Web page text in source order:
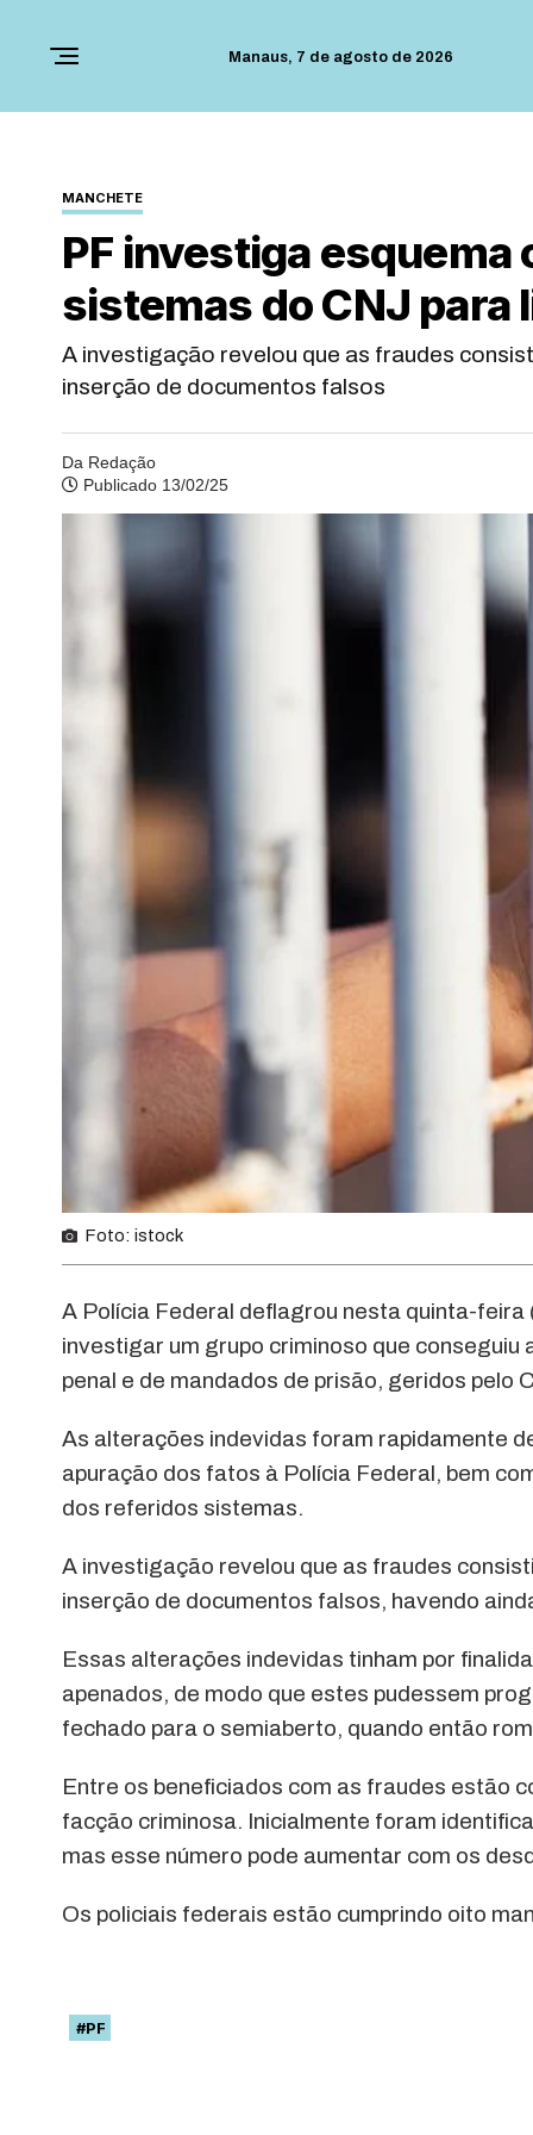
Manaus, 7 de agosto de 2026
MANCHETE
PF investiga
sistemas do CNJ para
A investigação revelou que as fraudes
inserção de documentos falsos
Da Redação
Publicado 13/02/25
Foto: istock
A Polícia Federal deflagrou nesta quinta-
investigar um grupo criminoso que
penal e de mandados de prisão, geridos pelo
As alterações indevidas foram rapidamente
apuração dos fatos à Polícia Federal, bem
dos referidos sistemas.
A investigação revelou que as fraudes
inserção de documentos falsos, havendo
Essas alterações indevidas tinham por
apenados, de modo que estes pudessem
fechado para o semiaberto, quando então
Entre os beneficiados com as fraudes estão
facção criminosa. Inicialmente foram
mas esse número pode aumentar com os
Os policiais federais estão cumprindo oito
#PF